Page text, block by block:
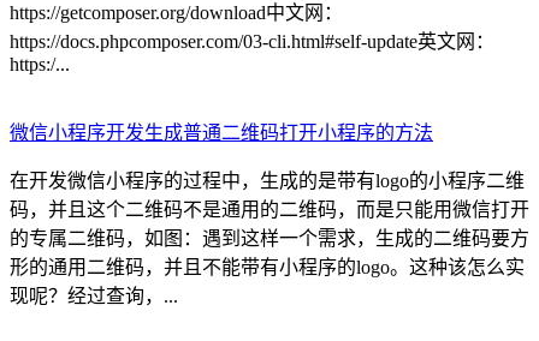
https://getcomposer.org/download中文网：
https://docs.phpcomposer.com/03-cli.html#self-update英文网：
https:/...
微信小程序开发生成普通二维码打开小程序的方法
在开发微信小程序的过程中，生成的是带有logo的小程序二维
码，并且这个二维码不是通用的二维码，而是只能用微信打开
的专属二维码，如图：遇到这样一个需求，生成的二维码要方
形的通用二维码，并且不能带有小程序的logo。这种该怎么实
现呢？经过查询，...